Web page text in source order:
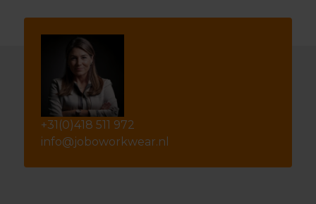
+31(0)418 511 972
info@joboworkwear.nl